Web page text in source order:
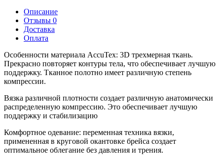
Описание
Отзывы 0
Доставка
Оплата
Особенности материала AccuTex: 3D трехмерная ткань.
Прекрасно повторяет контуры тела, что обеспечивает лучшую
поддержку. Тканное полотно имеет различную степень
компрессии.
Вязка различной плотности создает различную анатомически
распределенную компрессию. Это обеспечивает лучшую
поддержку и стабилизацию
Комфортное одевание: переменная техника вязки,
примененная в круговой окантовке брейса создает
оптимальное облегание без давления и трения.